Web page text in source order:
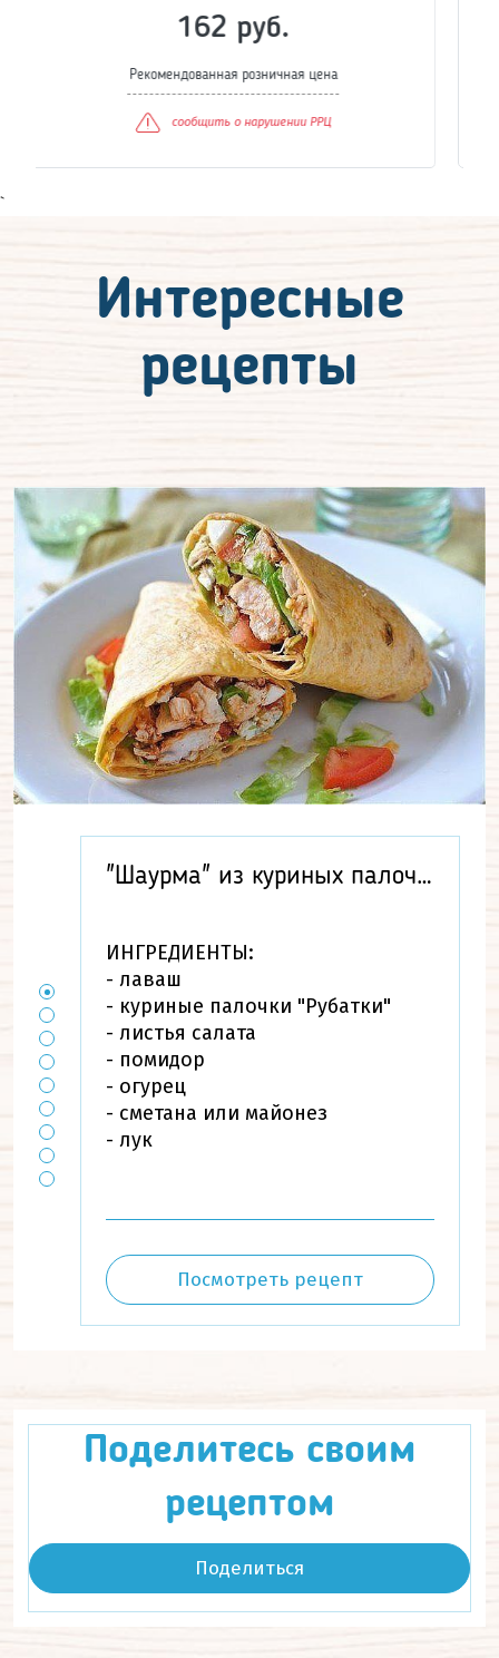
83 руб.
Рекомендованная розничная цена
сообщить о нарушении РРЦ
`
Интересные
рецепты
"Шаурма" из куриных палочек
ИНГРЕДИЕНТЫ:
- лаваш
- куриные палочки "Рубатки"
- листья салата
- помидор
- огурец
- сметана или майонез
- лук
Посмотреть рецепт
Поделитесь своим
рецептом
Поделиться